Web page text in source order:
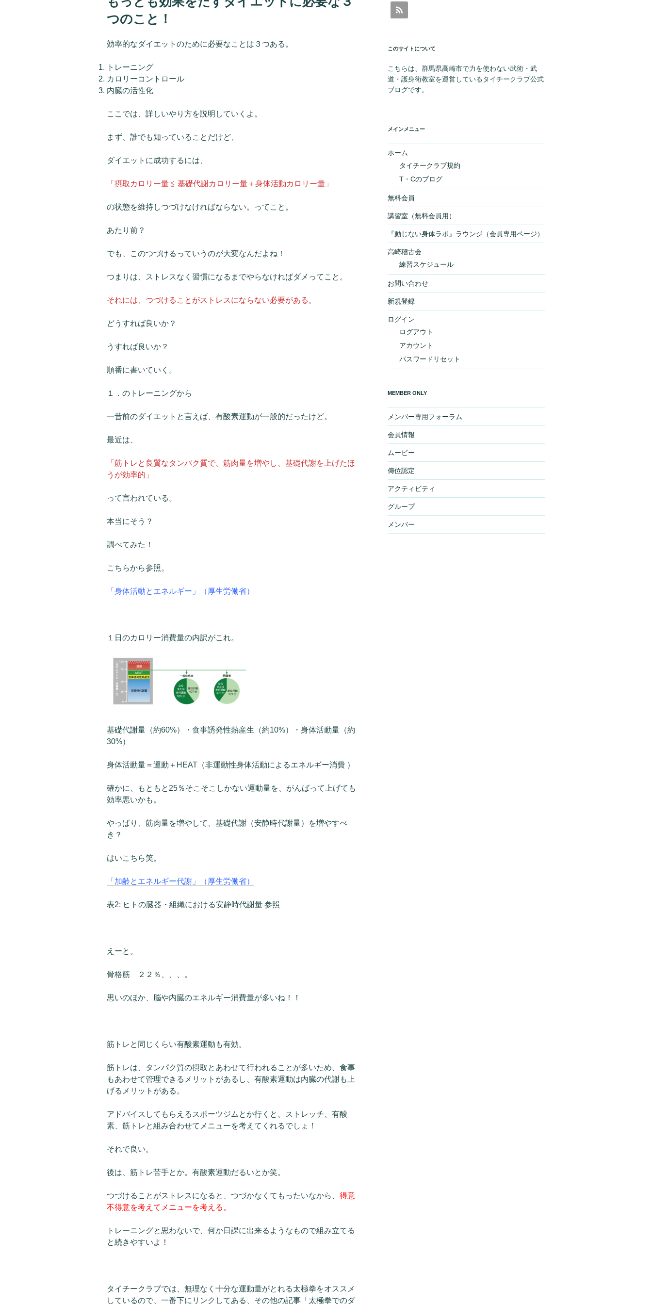
日:
つのこと！
効率的なダイエットのために必要なことは３つある。
トレーニング
カロリーコントロール
内臓の活性化
ここでは、詳しいやり方を説明していくよ。
まず、誰でも知っていることだけど、
ダイエットに成功するには、
「摂取カロリー量 ≦ 基礎代謝カロリー量＋身体活動カロリー量」
の状態を維持しつづけなければならない。ってこと。
あたり前？
でも、このつづけるっていうのが大変なんだよね！
つまりは、ストレスなく習慣になるまでやらなければダメってこと。
それには、つづけることがストレスにならない必要がある。
どうすれば良いか？
うすれば良いか？
順番に書いていく。
１．のトレーニングから
一昔前のダイエットと言えば、有酸素運動が一般的だったけど。
最近は、
「筋トレと良質なタンパク質で、筋肉量を増やし、基礎代謝を上げたほ
うが効率的」
って言われている。
本当にそう？
調べてみた！
こちらから参照。
「身体活動とエネルギー」（厚生労働省）
１日のカロリー消費量の内訳がこれ。
基礎代謝量（約60%）・食事誘発性熱産生（約10%）・身体活動量（約
30%）
身体活動量＝運動＋HEAT（非運動性身体活動によるエネルギー消費 ）
確かに、もともと25％そこそこしかない運動量を、がんばって上げても
効率悪いかも。
やっぱり、筋肉量を増やして、基礎代謝（安静時代謝量）を増やすべ
き？
はいこちら笑。
「加齢とエネルギー代謝」（厚生労働省）
表2: ヒトの臓器・組織における安静時代謝量 参照
えーと。
骨格筋 ２２％、、、。
思いのほか、脳や内臓のエネルギー消費量が多いね！！
筋トレと同じくらい有酸素運動も有効。
筋トレは、タンパク質の摂取とあわせて行われることが多いため、食事
もあわせて管理できるメリットがあるし、有酸素運動は内臓の代謝も上
げるメリットがある。
アドバイスしてもらえるスポーツジムとか行くと、ストレッチ、有酸
素、筋トレと組み合わせてメニューを考えてくれるでしょ！
それで良い。
後は、筋トレ苦手とか。有酸素運動だるいとか笑。
つづけることがストレスになると、つづかなくてもったいなから、 得意
不得意を考えてメニューを考える。
トレーニングと思わないで、何か日課に出来るようなもので組み立てる
と続きやすいよ！
タイチークラブでは、無理なく十分な運動量がとれる太極拳をオススメ
しているので、一番下にリンクしてある、その他の記事「太極拳でのダ
このサイトについて
こちらは、群馬県高崎市で力を使わない武術・武
道・護身術教室を運営しているタイチークラブ公式
ブログです。
メインメニュー
ホーム
タイチークラブ規約
T・Cのブログ
無料会員
講習室（無料会員用）
『動じない身体ラボ』ラウンジ（会員専用ページ）
高崎稽古会
練習スケジュール
お問い合わせ
新規登録
ログイン
ログアウト
アカウント
パスワードリセット
MEMBER ONLY
メンバー専用フォーラム
会員情報
ムービー
傳位認定
アクティビティ
グループ
メンバー